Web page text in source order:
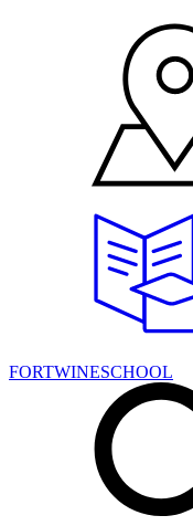
FORTWINESCHOOL